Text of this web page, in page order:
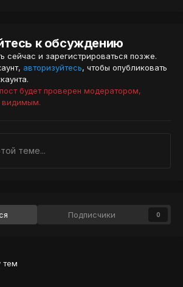
к обсуждению
сейчас и зарегистрироваться позже.
авторизуйтесь, чтобы опубликовать
будет проверен модератором,
видимым.
теме...
Подписчики 0
тем